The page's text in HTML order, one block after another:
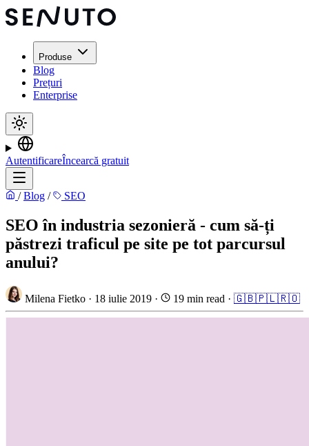
Produse
Blog
Prețuri
Enterprise
AutentificareÎncearcă gratuit
/ Blog / SEO
SEO în industria sezonieră - cum să-ți
păstrezi traficul pe site pe tot parcursul
anului?
Milena Fietko · 18 iulie 2019 · 19 min read · 🇬🇧🇵🇱🇷🇴